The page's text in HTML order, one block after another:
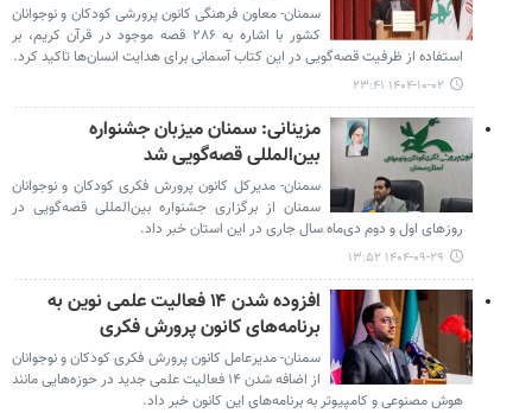
سمنان- معاون فرهنگی کانون پرورشی کودکان و نوجوانان
کشور با اشاره به ۲۸۶ قصه موجود در قرآن کریم، بر
استفاده از ظرفیت قصه‌گویی در این کتاب آسمانی برای هدایت انسان‌ها تاکید کرد.
۱۴۰۴-۱۰-۰۲ ۲۳:۴۱
مزینانی: سمنان میزبان جشنواره
بین‌المللی قصه‌گویی شد
سمنان- مدیرکل کانون پرورش فکری کودکان و نوجوانان
سمنان از برگزاری جشنواره بین‌المللی قصه‌گویی در
روزهای اول و دوم دی‌ماه سال جاری در این استان خبر داد.
۱۴۰۴-۰۹-۲۹ ۱۳:۵۲
افزوده شدن ۱۴ فعالیت علمی نوین به
برنامه‌های کانون پرورش فکری
سمنان- مدیرعامل کانون پرورش فکری کودکان و نوجوانان
از اضافه شدن ۱۴ فعالیت علمی جدید در حوزه‌هایی مانند
هوش مصنوعی و کامپیوتر به برنامه‌های این کانون خبر داد.